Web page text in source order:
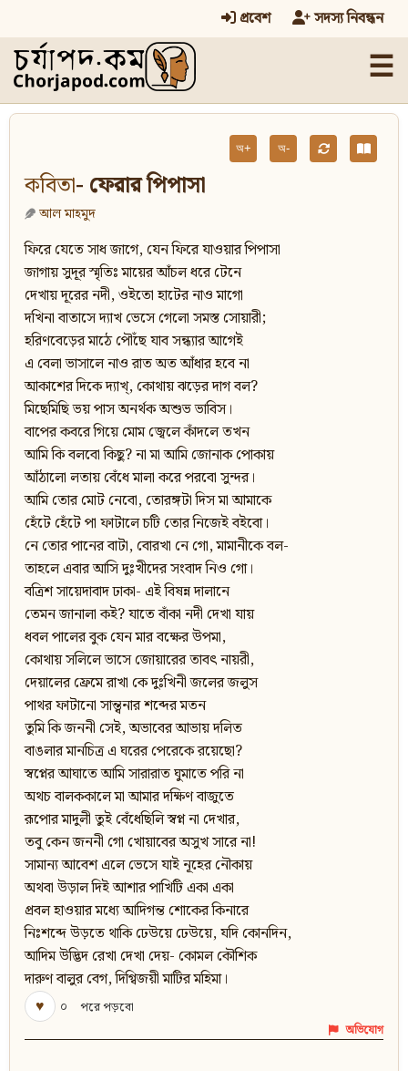
প্রবেশ সদস্য নিবন্ধন
☰
অ+ অ-
কবিতা- ফেরার পিপাসা
আল মাহমুদ
ফিরে যেতে সাধ জাগে, যেন ফিরে যাওয়ার পিপাসা
জাগায় সুদূর স্মৃতিঃ মায়ের আঁচল ধরে টেনে
দেখায় দূরের নদী, ওইতো হাটের নাও মাগো
দখিনা বাতাসে দ্যাখ ভেসে গেলো সমস্ত সোয়ারী;
হরিণবেড়ের মাঠে পৌঁছে যাব সন্ধ্যার আগেই
এ বেলা ভাসালে নাও রাত অত আঁধার হবে না
আকাশের দিকে দ্যাখ্, কোথায় ঝড়ের দাগ বল?
মিছেমিছি ভয় পাস অনর্থক অশুভ ভাবিস।
বাপের কবরে গিয়ে মোম জ্বেলে কাঁদলে তখন
আমি কি বলবো কিছু? না মা আমি জোনাক পোকায়
আঁঠালো লতায় বেঁধে মালা করে পরবো সুন্দর।
আমি তোর মোট নেবো, তোরঙ্গটা দিস মা আমাকে
হেঁটে হেঁটে পা ফাটালে চটি তোর নিজেই বইবো।
নে তোর পানের বাটা, বোরখা নে গো, মামানীকে বল-
তাহলে এবার আসি দুঃখীদের সংবাদ নিও গো।
বত্রিশ সায়েদাবাদ ঢাকা- এই বিষন্ন দালানে
তেমন জানালা কই? যাতে বাঁকা নদী দেখা যায়
ধবল পালের বুক যেন মার বক্ষের উপমা,
কোথায় সলিলে ভাসে জোয়ারের তাবৎ নায়রী,
দেয়ালের ফ্রেমে রাখা কে দুঃখিনী জলের জলুস
পাথর ফাটানো সান্ত্বনার শব্দের মতন
তুমি কি জননী সেই, অভাবের আভায় দলিত
বাঙলার মানচিত্র এ ঘরের পেরেকে রয়েছো?
স্বপ্নের আঘাতে আমি সারারাত ঘুমাতে পরি না
অথচ বালককালে মা আমার দক্ষিণ বাজুতে
রূপোর মাদুলী তুই বেঁধেছিলি স্বপ্ন না দেখার,
তবু কেন জননী গো খোয়াবের অসুখ সারে না!
সামান্য আবেশ এলে ভেসে যাই নূহের নৌকায়
অথবা উড়াল দিই আশার পাখিটি একা একা
প্রবল হাওয়ার মধ্যে আদিগন্ত শোকের কিনারে
নিঃশব্দে উড়তে থাকি ঢেউয়ে ঢেউয়ে, যদি কোনদিন,
আদিম উদ্ভিদ রেখা দেখা দেয়- কোমল কৌশিক
দারুণ বালুর বেগ, দিগ্বিজয়ী মাটির মহিমা।
♥
০ পরে পড়বো
অভিযোগ